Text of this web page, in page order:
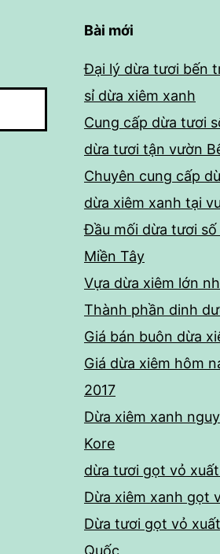
Bài mới
Đại lý dừa tươi bến
sỉ dừa xiêm xanh
Cung cấp dừa tươi
dừa tươi tận vườn
Chuyên cung cấp
dừa xiêm xanh tại
Đầu mối dừa tươi
Miền Tây
Vựa dừa xiêm lớn
Thành phần dinh
Giá bán buôn dừa
Giá dừa xiêm hôm
2017
Dừa xiêm xanh
Kore
dừa tươi gọt vỏ
Dừa xiêm xanh gọt
Dừa tươi gọt vỏ